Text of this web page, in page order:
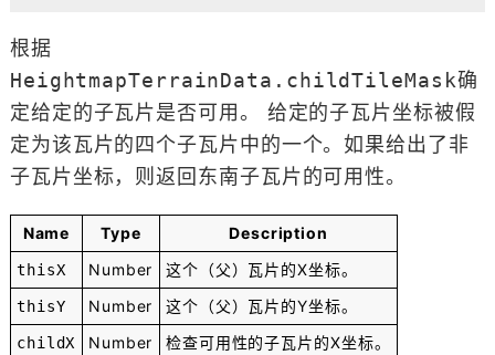
根据
HeightmapTerrainData.childTileMask确
定给定的子瓦片是否可用。 给定的子瓦片坐标被假
定为该瓦片的四个子瓦片中的一个。如果给出了非
子瓦片坐标，则返回东南子瓦片的可用性。
Name Type Description
thisX Number 这个（父）瓦片的X坐标。
thisY Number 这个（父）瓦片的Y坐标。
childX Number 检查可用性的子瓦片的X坐标。